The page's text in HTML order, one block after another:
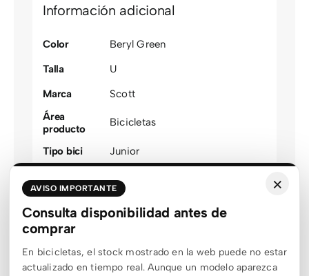
Información adicional
Color
Beryl Green
Talla
U
Marca
Scott
Área
producto
Bicicletas
Tipo bici
Junior
Talla
optimizada
Color
agrupado
×
AVISO IMPORTANTE
Consulta disponibilidad antes de
comprar
En bicicletas, el stock mostrado en la web puede no estar
actualizado en tiempo real. Aunque un modelo aparezca